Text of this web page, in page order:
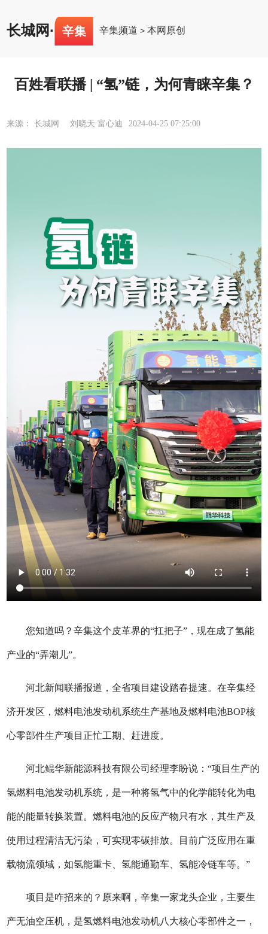
长城网· 辛集 辛集频道 >本网原创
百姓看联播 | “氢”链，为何青睐辛集？
来源： 长城网 刘晓天 富心迪 2024-04-25 07:25:00
您知道吗？辛集这个皮革界的“扛把子”，现在成了氢能
产业的“弄潮儿”。
河北新闻联播报道，全省项目建设踏春提速。在辛集经
济开发区，燃料电池发动机系统生产基地及燃料电池BOP核
心零部件生产项目正忙工期、赶进度。
河北鲲华新能源科技有限公司经理李盼说：“项目生产的
氢燃料电池发动机系统，是一种将氢气中的化学能转化为电
能的能量转换装置。燃料电池的反应产物只有水，其生产及
使用过程清洁无污染，可实现零碳排放。目前广泛应用在重
载物流领域，如氢能重卡、氢能通勤车、氢能冷链车等。”
项目是咋招来的？原来啊，辛集一家龙头企业，主要生
产无油空压机，是氢燃料电池发动机八大核心零部件之一，